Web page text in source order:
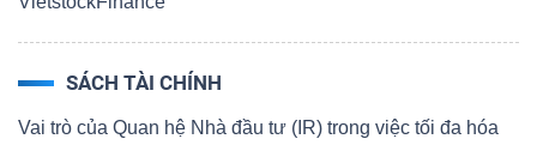
SÁCH TÀI CHÍNH
Vai trò của Quan hệ Nhà đầu tư (IR) trong việc tối đa hóa